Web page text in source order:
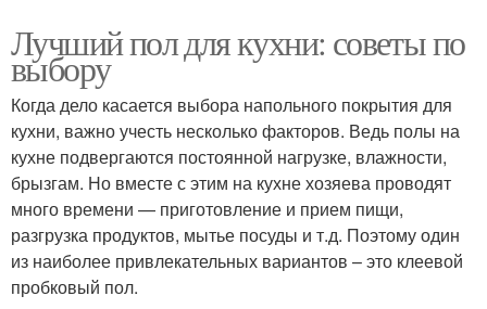
Лучший пол для кухни: советы по
выбору
Когда дело касается выбора напольного покрытия для
кухни, важно учесть несколько факторов. Ведь полы на
кухне подвергаются постоянной нагрузке, влажности,
брызгам. Но вместе с этим на кухне хозяева проводят
много времени — приготовление и прием пищи,
разгрузка продуктов, мытье посуды и т.д. Поэтому один
из наиболее привлекательных вариантов – это клеевой
пробковый пол.